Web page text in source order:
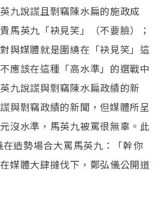
九說謊且剽竊陳水扁的施政成
馬英九「袂見笑」（不要臉）；
與媒體就是圍繞在「袂見笑」這
應該在這種「高水準」的選戰中
九說謊與剽竊陳水扁政績的新
與剽竊政績的新聞，但媒體所呈
沒水準，馬英九被罵很無辜。此
造勢場合大罵馬英九：「幹你
媒體大肆撻伐下，鄭弘儀公開道